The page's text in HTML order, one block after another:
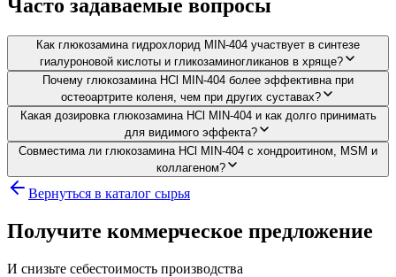
Часто задаваемые вопросы
Как глюкозамина гидрохлорид MIN-404 участвует в синтезе
гиалуроновой кислоты и гликозаминогликанов в хряще?
Почему глюкозамина HCl MIN-404 более эффективна при
остеоартрите коленя, чем при других суставах?
Какая дозировка глюкозамина HCl MIN-404 и как долго принимать
для видимого эффекта?
Совместима ли глюкозамина HCl MIN-404 с хондроитином, MSM и
коллагеном?
Вернуться в каталог сырья
Получите коммерческое предложение
И снизьте себестоимость производства